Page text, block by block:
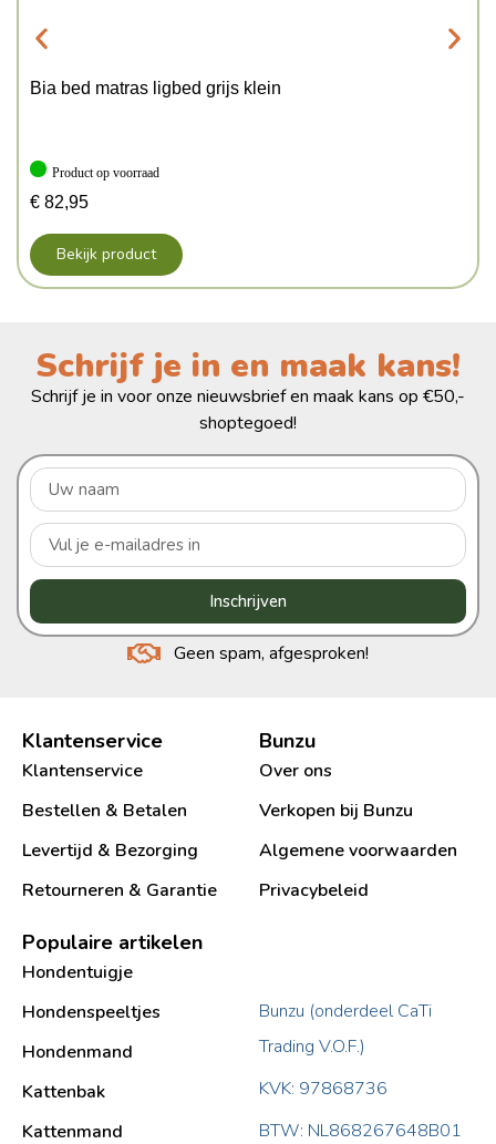
Bia bed matras ligbed grijs klein
Product op voorraad
€ 82,95
Bekijk product
Schrijf je in en maak kans!
Schrijf je in voor onze nieuwsbrief en maak kans op €50,-
shoptegoed!
Inschrijven
Geen spam, afgesproken!
Klantenservice
Klantenservice
Bestellen & Betalen
Levertijd & Bezorging
Retourneren & Garantie
Bunzu
Over ons
Verkopen bij Bunzu
Algemene voorwaarden
Privacybeleid
Populaire artikelen
Hondentuigje
Hondenspeeltjes
Hondenmand
Kattenbak
Kattenmand
Bunzu (onderdeel CaTi
Trading V.O.F.)
KVK: 97868736
BTW: NL868267648B01